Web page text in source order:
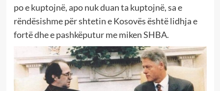
po e kuptojnë, apo nuk duan ta kuptojnë, sa e
rëndësishme për shtetin e Kosovës është lidhja e
fortë dhe e pashkëputur me miken SHBA.